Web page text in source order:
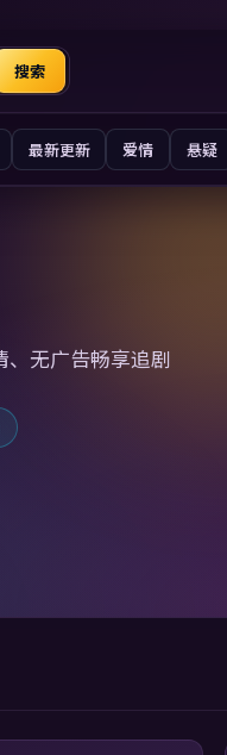
搜索
最新更新 爱情 悬疑
、无广告畅享追剧